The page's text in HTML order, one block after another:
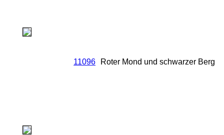
11096 Roter Mond und schwarzer Berg